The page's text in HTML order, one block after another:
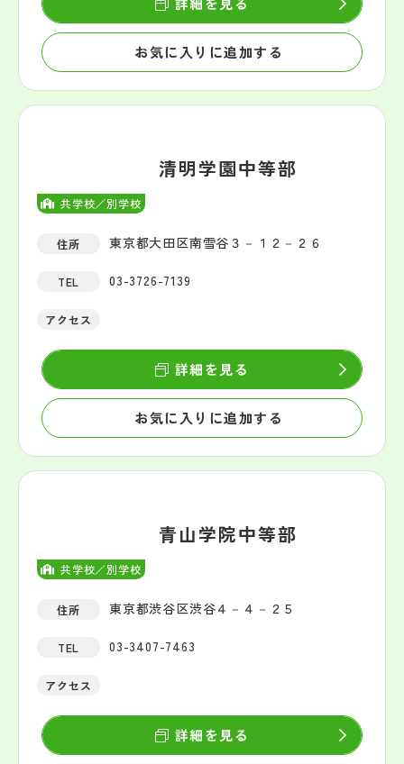
お気に入りに追加する
共学校／別学校
清明学園中等部
住所 東京都大田区南雪谷３－１２－２６
TEL 03-3726-7139
アクセス
お気に入りに追加する
詳細を見る
共学校／別学校
青山学院中等部
住所 東京都渋谷区渋谷４－４－２５
TEL 03-3407-7463
アクセス
詳細を見る